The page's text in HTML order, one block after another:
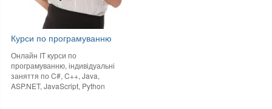
Курси по програмуванню
Онлайн IT курси по
програмуванню, індивідуальні
заняття по C#, C++, Java,
ASP.NET, JavaScript, Python